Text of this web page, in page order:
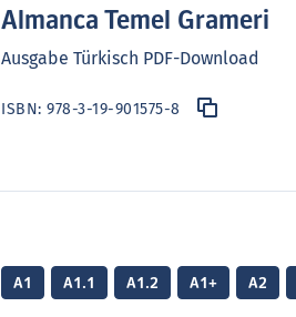
Almanca Temel Grameri
Ausgabe Türkisch PDF-Download
ISBN:978-3-19-901575-8
A1 A1.1 A1.2 A1+ A2